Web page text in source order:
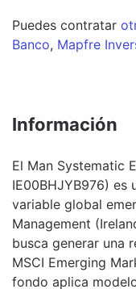
Puedes contratar
Banco, Mapfre
Información
El Man Systematic
IE00BHJYB976) es
variable global
Management
busca generar una
MSCI Emerging
fondo aplica